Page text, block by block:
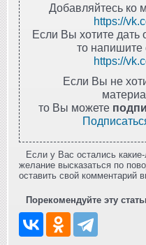
Добавляйтесь ко
https://
Если Вы хотите дать
то напишите
https://
Если Вы не
то Вы можете
Если у Вас остались
желание высказаться по
оставить свой комментарий
Порекомендуйте эту